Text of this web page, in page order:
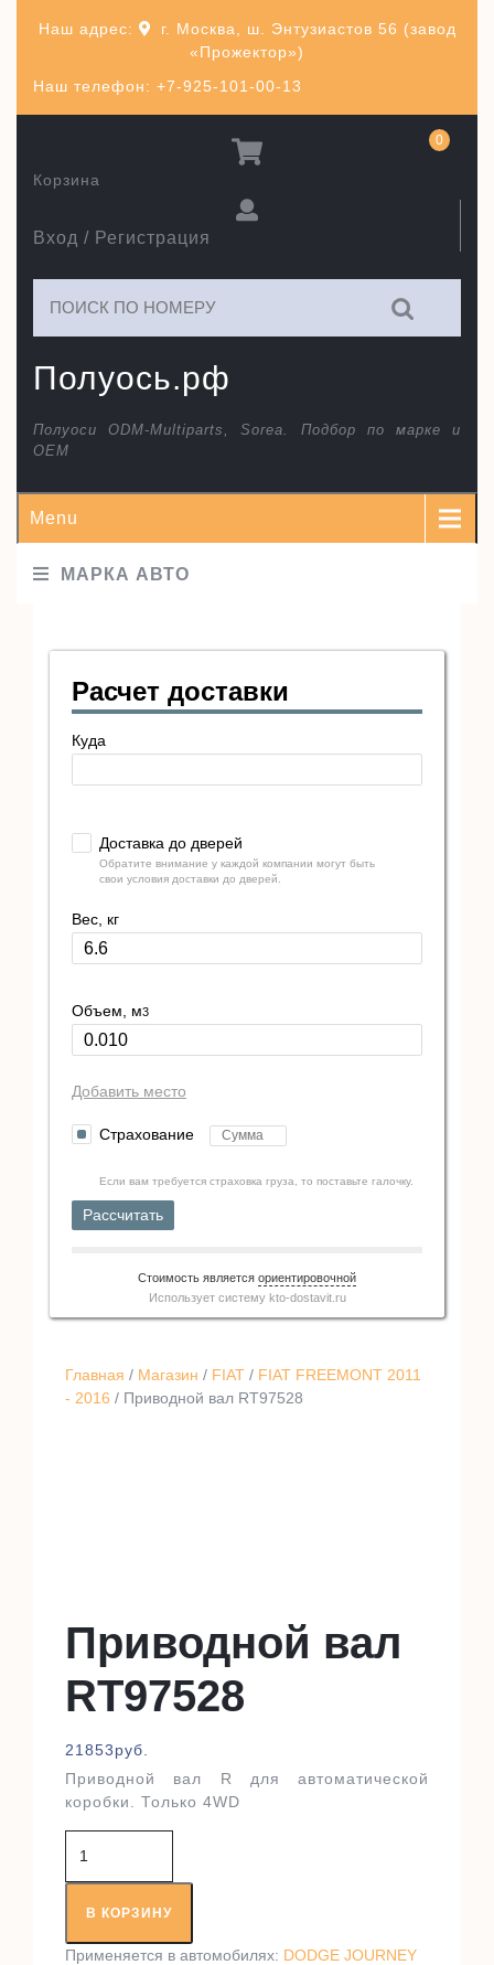
Наш телефон: +7-925-101-00-13
Наш адрес:
г. Москва, ш. Энтузиастов 56 (завод
«Прожектор»)
Полуось.рф
Полуоси ODM-Multiparts, Sorea. Подбор по марке и
ОЕМ
Вход / Регистрация
Корзина
0
Menu
МАРКА АВТО
Главная / Магазин / FIAT / FIAT FREEMONT 2011
- 2016 / Приводной вал RT97528
Приводной вал
RT97528
21853руб.
Приводной вал R для автоматической
коробки. Только 4WD
товара
Приводной
валВ КОРЗИНУ
Применяется в автомобилях: DODGE JOURNEY
Расчет доставки
Куда
Доставка до дверей
Обратите внимание у каждой компании могут быть
свои условия доставки до дверей.
Вес, кг
Объем, м3
Добавить место
Страхование
Если вам требуется страховка груза, то поставьте галочку.
Рассчитать
Стоимость является ориентировочной
Использует систему kto-dostavit.ru